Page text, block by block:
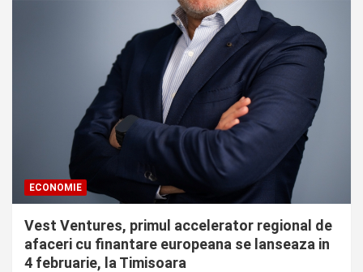
ECONOMIE
Vest Ventures, primul accelerator regional de
afaceri cu finantare europeana se lanseaza in
4 februarie, la Timisoara